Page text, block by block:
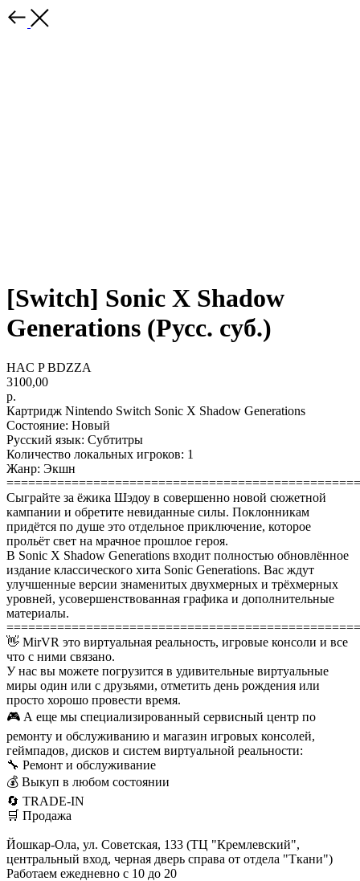
[Switch] Sonic X Shadow
Generations (Русс. суб.)
HAC P BDZZA
3100,00
р.
Картридж Nintendo Switch Sonic X Shadow Generations
Состояние: Новый
Русский язык: Субтитры
Количество локальных игроков: 1
Жанр: Экшн
Сыграйте за ёжика Шэдоу в совершенно новой сюжетной
кампании и обретите невиданные силы. Поклонникам
придётся по душе это отдельное приключение, которое
прольёт свет на мрачное прошлое героя.
В Sonic X Shadow Generations входит полностью обновлённое
издание классического хита Sonic Generations. Вас ждут
улучшенные версии знаменитых двухмерных и трёхмерных
уровней, усовершенствованная графика и дополнительные
материалы.
👋 MirVR это виртуальная реальность, игровые консоли и все
что с ними связано.
У нас вы можете погрузится в удивительные виртуальные
миры один или с друзьями, отметить день рождения или
просто хорошо провести время.
🎮 А еще мы специализированный сервисный центр по
ремонту и обслуживанию и магазин игровых консолей,
геймпадов, дисков и систем виртуальной реальности:
🔧 Ремонт и обслуживание
💰 Выкуп в любом состоянии
🔄 TRADE-IN
🛒 Продажа
Йошкар-Ола, ул. Советская, 133 (ТЦ "Кремлевский",
центральный вход, черная дверь справа от отдела "Ткани")
Работаем ежедневно с 10 до 20